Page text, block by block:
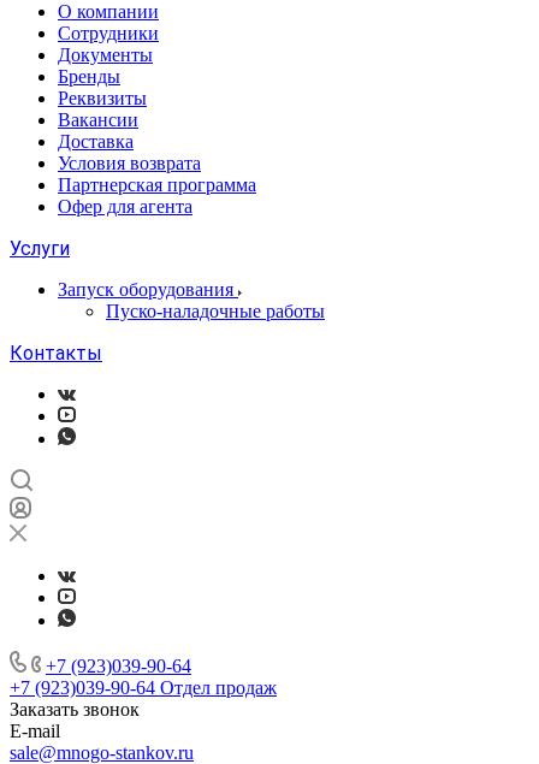
О компании
Сотрудники
Документы
Бренды
Реквизиты
Вакансии
Доставка
Условия возврата
Партнерская программа
Офер для агента
Услуги
Запуск оборудования
Пуско-наладочные работы
Контакты
+7 (923)039-90-64
+7 (923)039-90-64 Отдел продаж
Заказать звонок
E-mail
sale@mnogo-stankov.ru